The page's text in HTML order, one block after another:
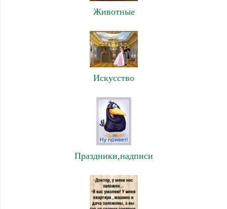
Животные
Искусство
Праздники,надписи